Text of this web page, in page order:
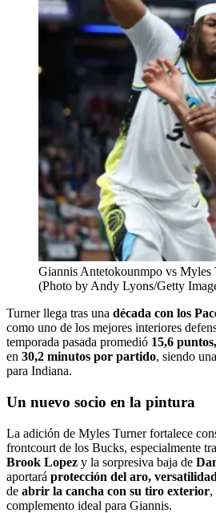
Giannis Antetokounmpo vs Myles
(Photo by Andy Lyons/Getty
Turner llega tras una década con los
como uno de los mejores interiores
temporada pasada promedió 15,6
en 30,2 minutos por partido, siendo
para Indiana.
Un nuevo socio en la pintura
La adición de Myles Turner fortalece
frontcourt de los Bucks, especialmente
Brook Lopez y la sorpresiva baja de
aportará protección del aro,
de abrir la cancha con su tiro exterior,
complemento ideal para Giannis.